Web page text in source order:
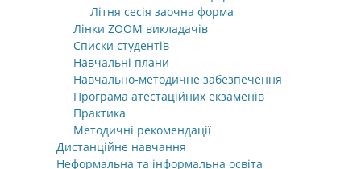
Літня сесія заочна форма
Лінки ZOOM викладачів
Списки студентів
Навчальні плани
Навчально-методичне забезпечення
Програма атестаційних екзаменів
Практика
Методичні рекомендації
Дистанційне навчання
Неформальна та інформальна освіта